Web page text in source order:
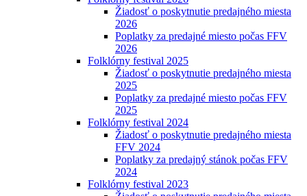
Žiadosť o poskytnutie predajného miesta
2026
Poplatky za predajné miesto počas FFV
2026
Folklórny festival 2025
Žiadosť o poskytnutie predajného miesta
2025
Poplatky za predajné miesto počas FFV
2025
Folklórny festival 2024
Žiadosť o poskytnutie predajného miesta
FFV 2024
Poplatky za predajný stánok počas FFV
2024
Folklórny festival 2023